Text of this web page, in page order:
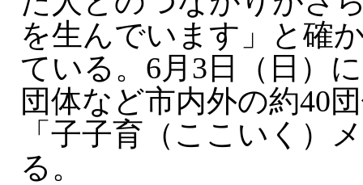
を生んでいます」と確
ている。6月3日（日）
団体など市内外の約40
「子子育（ここいく）
る。